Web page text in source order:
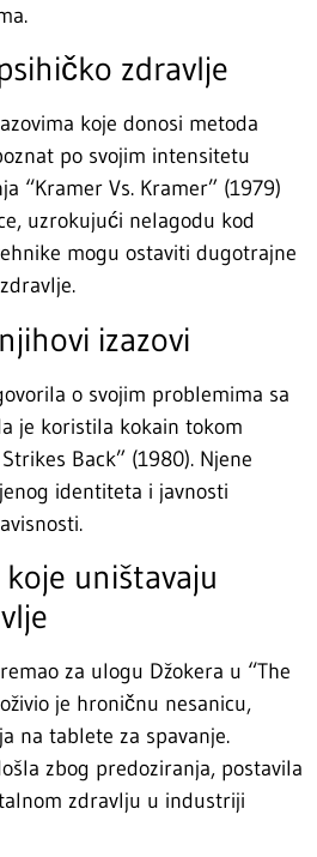
zdravlje
koje donosi metoda
po svojim intensitetu
“Kramer Vs. Kramer” (1979)
uzrokujući nelagodu kod
mogu ostaviti dugotrajne
izazovi
o svojim problemima sa
je koristila kokain tokom
Back” (1980). Njene
identiteta i javnosti
uništavaju
za ulogu Džokera u “The
je hroničnu nesanicu,
na tablete za spavanje.
zbog predoziranja, postavila
zdravlju u industriji